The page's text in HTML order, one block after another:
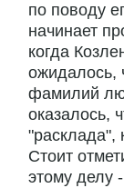
по поводу
начинает
когда
ожидалось,
фамилий
оказалось,
"расклада",
Стоит
этому делу